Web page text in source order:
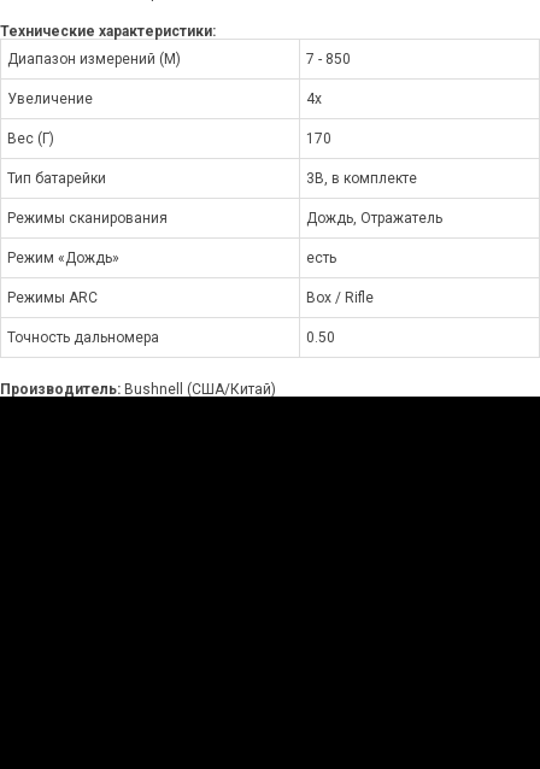
Технические характеристики:
Диапазон измерений (М)
7 - 850
Увеличение 4x
Вес (Г) 170
Тип батарейки 3B, в комплекте
Режимы сканирования Дождь, Отражатель
Режим «Дождь» есть
Режимы ARC Box / Rifle
Точность дальномера 0.50
Производитель: Bushnell (США/Китай)